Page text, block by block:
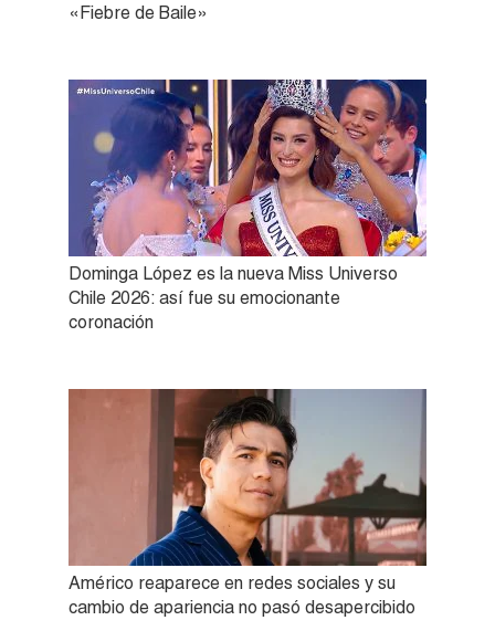
«Fiebre de Baile»
Dominga López es la nueva Miss Universo
Chile 2026: así fue su emocionante
coronación
Américo reaparece en redes sociales y su
cambio de apariencia no pasó desapercibido